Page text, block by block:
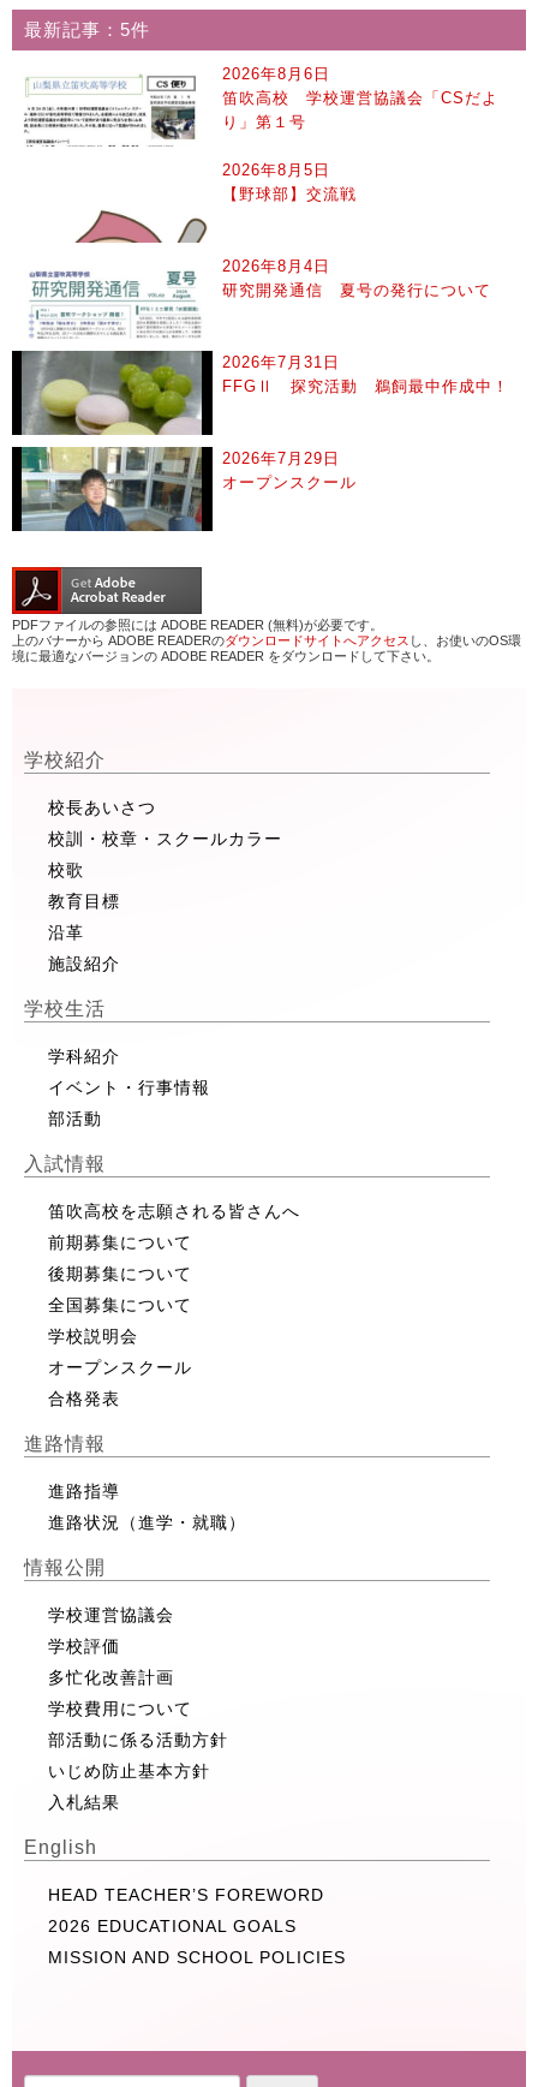
最新記事：5件
2026年8月6日
笛吹高校 学校運営協議会「CSだよ
り」第１号
2026年8月5日
【野球部】交流戦
2026年8月4日
研究開発通信 夏号の発行について
2026年7月31日
FFGⅡ 探究活動 鵜飼最中作成中！
2026年7月29日
オープンスクール
PDFファイルの参照には ADOBE READER (無料)が必要です。
上のバナーから ADOBE READERのダウンロードサイトへアクセス し、お使いのOS環
境に最適なバージョンの ADOBE READER をダウンロードして下さい。
学校紹介
校長あいさつ
校訓・校章・スクールカラー
校歌
教育目標
沿革
施設紹介
学校生活
学科紹介
イベント・行事情報
部活動
入試情報
笛吹高校を志願される皆さんへ
前期募集について
後期募集について
全国募集について
学校説明会
オープンスクール
合格発表
進路情報
進路指導
進路状況（進学・就職）
情報公開
学校運営協議会
学校評価
多忙化改善計画
学校費用について
部活動に係る活動方針
いじめ防止基本方針
入札結果
English
HEAD TEACHER’S FOREWORD
2026 EDUCATIONAL GOALS
MISSION AND SCHOOL POLICIES